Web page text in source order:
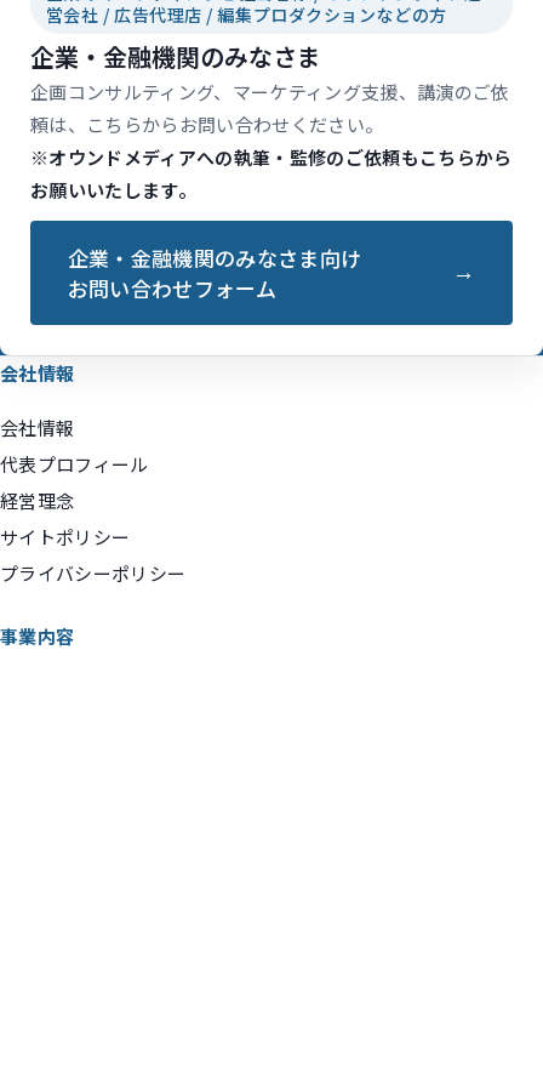
営会社 / 広告代理店 / 編集プロダクションなどの方
企業・金融機関のみなさま
企画コンサルティング、マーケティング支援、講演のご依
頼は、こちらからお問い合わせください。
※オウンドメディアへの執筆・監修のご依頼もこちらから
お願いいたします。
企業・金融機関のみなさま向け
お問い合わせフォーム
会社情報
会社情報
代表プロフィール
経営理念
サイトポリシー
プライバシーポリシー
事業内容